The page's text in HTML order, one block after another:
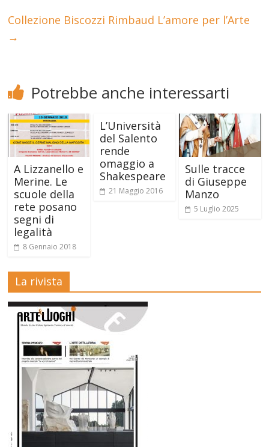
Collezione Biscozzi Rimbaud L’amore per l’Arte
→
Potrebbe anche interessarti
A Lizzanello e
Merine. Le
scuole della
rete posano
segni di
legalità
8 Gennaio 2018
L’Università
del Salento
rende
omaggio a
Shakespeare
21 Maggio 2016
Sulle tracce
di Giuseppe
Manzo
5 Luglio 2025
La rivista